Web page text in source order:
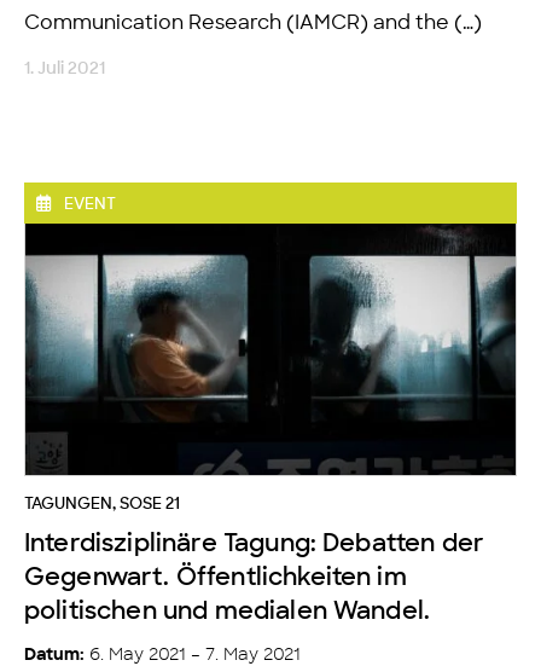
Communication Research (IAMCR) and the (…)
1. Juli 2021
EVENT
TAGUNGEN, SOSE 21
Interdisziplinäre Tagung: Debatten der
Gegenwart. Öffentlichkeiten im
politischen und medialen Wandel.
Datum: 6. May 2021 – 7. May 2021